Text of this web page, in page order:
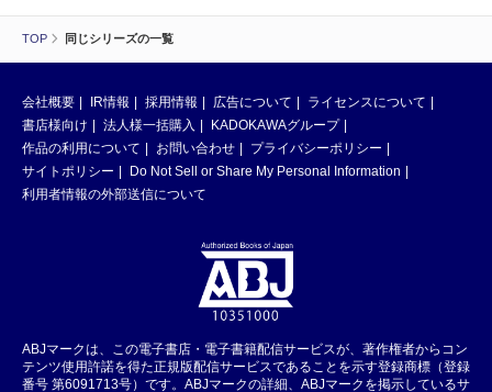
TOP 同じシリーズの一覧
会社概要 IR情報 採用情報 広告について
ライセンスについて
書店様向け
法人様一括購入
KADOKAWAグループ
作品の利用について
お問い合わせ
プライバシーポリシー
サイトポリシー
Do Not Sell or Share My Personal Information
利用者情報の外部送信について
ABJマークは、この電子書店・電子書籍配信サービスが、著作権者からコン
テンツ使用許諾を得た正規版配信サービスであることを示す登録商標（登録
番号 第6091713号）です。ABJマークの詳細、ABJマークを掲示しているサ